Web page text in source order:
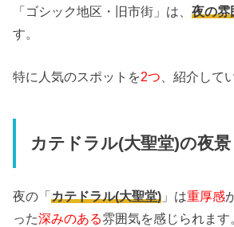
「ゴシック地区・旧市街」は、夜の雰
す。
特に人気のスポットを2つ 、紹介して
カテドラル(大聖堂)の夜景
夜の「カテドラル(大聖堂) 」は重厚感
った深みのある雰囲気を感じられます